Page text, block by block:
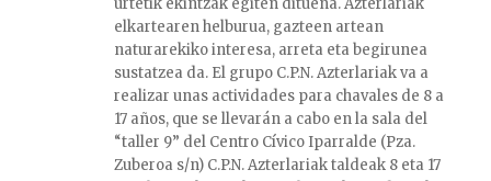
urtetik ekintzak egiten dituena. Azterlariak
elkartearen helburua, gazteen artean
naturarekiko interesa, arreta eta begirunea
sustatzea da. El grupo C.P.N. Azterlariak va a
realizar unas actividades para chavales de 8 a
17 años, que se llevarán a cabo en la sala del
“taller 9” del Centro Cívico Iparralde (Pza.
Zuberoa s/n) C.P.N. Azterlariak taldeak 8 eta 17